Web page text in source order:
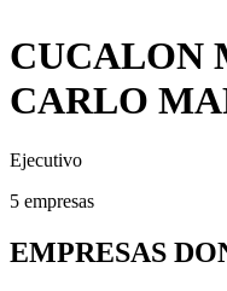
CUCALON
CARLO
Ejecutivo
5 empresas
EMPRESAS